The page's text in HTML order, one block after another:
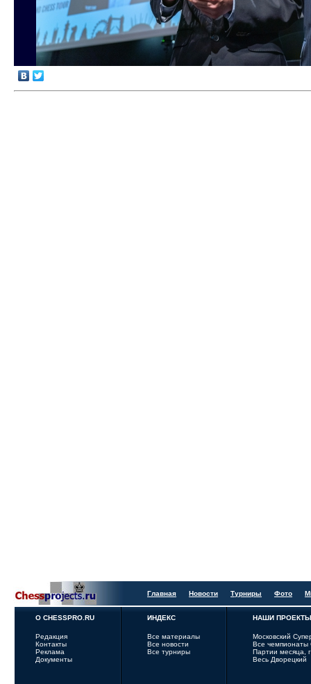
Главная Новости Турниры Фото
О CHESSPRO.RU
Редакция
Контакты
Реклама
Документы
ИНДЕКС
Все материалы
Все новости
Все турниры
НАШИ ПРОЕКТЫ
Московский
Все
Партии месяца,
Весь Дворецкий